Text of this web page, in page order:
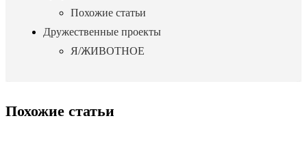
Похожие статьи
Дружественные проекты
Я/ЖИВОТНОЕ
Похожие статьи